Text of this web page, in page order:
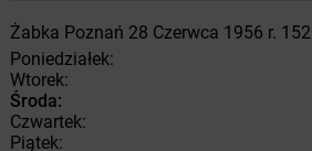
Żabka Poznań 28 Czerwca 1956 r. 152
Poniedziałek:
Wtorek:
Środa:
Czwartek:
Piątek: